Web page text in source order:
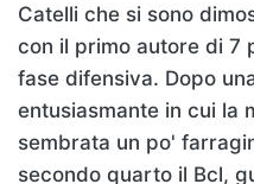
Catelli che si sono
con il primo autore di 7
fase difensiva. Dopo
entusiasmante in cui la
sembrata un po'
secondo quarto il Bcl,